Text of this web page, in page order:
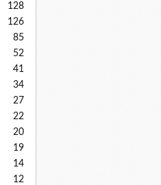
128
126
85
52
41
34
27
22
20
19
14
12